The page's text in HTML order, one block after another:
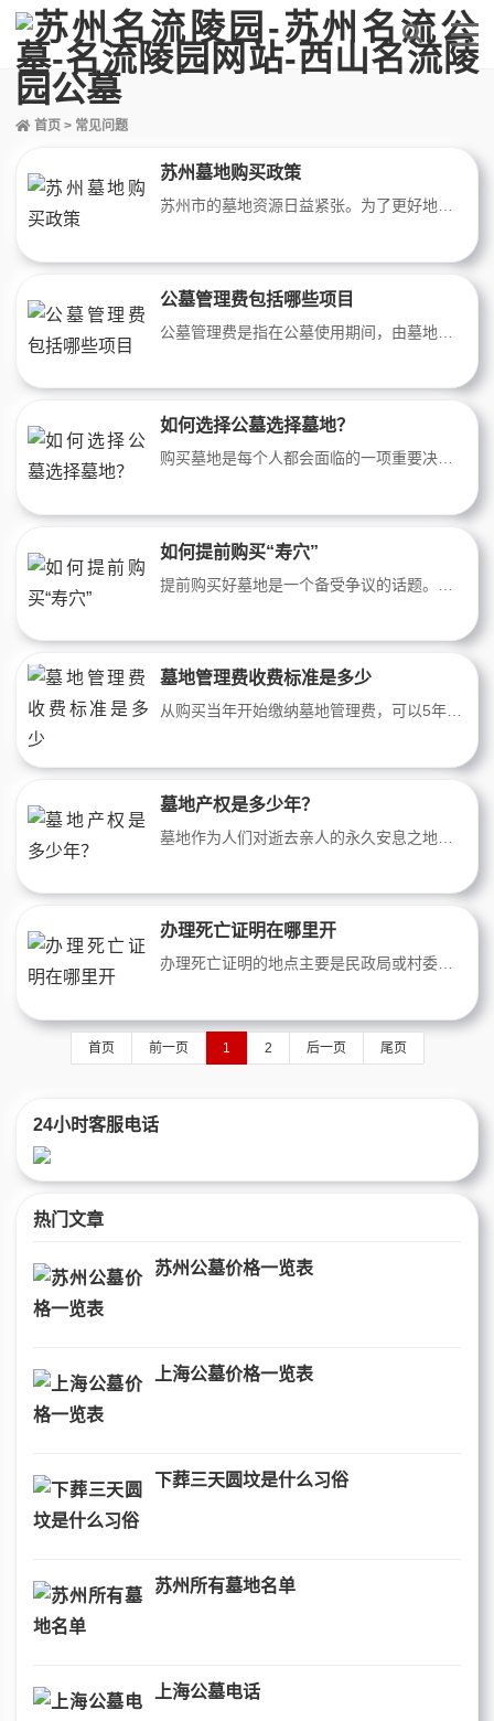
首页 > 常见问题
苏州墓地购买政策
公墓管理费包括哪些项目
如何选择公墓选择墓地？
如何提前购买“寿穴”
墓地管理费收费标准是多少
墓地产权是多少年？
办理死亡证明在哪里开
首页 前一页 1 2 后一页 尾页
24小时客服电话
热门文章
苏州公墓价格一览表
上海公墓价格一览表
下葬三天圆坟是什么习俗
苏州所有墓地名单
上海公墓电话